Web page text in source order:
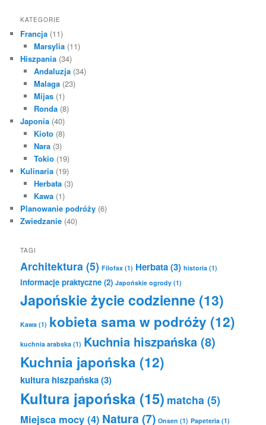
KATEGORIE
Francja (11)
Marsylia(11)
Hiszpania (34)
Andaluzja(34)
Malaga(23)
Mijas(1)
Ronda(8)
Japonia (40)
Kioto(8)
Nara(3)
Tokio(19)
Kulinaria (19)
Herbata(3)
Kawa(1)
Planowanie podróży (6)
Zwiedzanie (40)
TAGI
Architektura (5) Filofax (1) Herbata(3) historia (1)
informacje praktyczne (2) Japońskie ogrody (1)
Japońskie życie codzienne (13)
Kawa (1) kobieta sama w podróży (12)
kuchnia arabska (1) Kuchnia hiszpańska (8)
Kuchnia japońska (12)
kultura hiszpańska(3)
Kultura japońska (15) matcha (5)
Miejsca mocy (4) Natura (7) Onsen (1) Papeteria (1)